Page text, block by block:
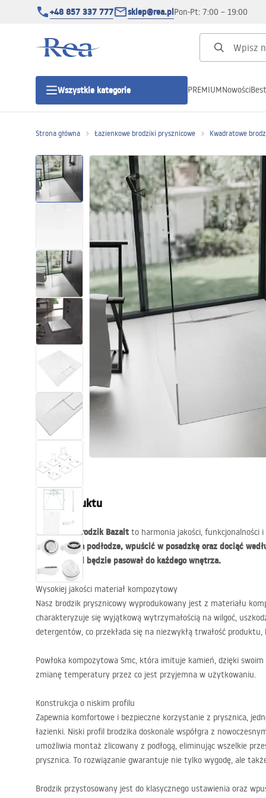
+48 857 337 777 sklep@rea.plPon-Pt: 7:00 – 19:00
Wszystkie kategorie
Kategorie produktowe
Kabiny prysznicowe
Drzwi prysznicowe
Brodziki prysznicowe
Odpływy liniowe
Toalety, ubikacje
Umywalki
Wanny i parawany
Baterie
Kuchnia
Akcesoria i meble łazienkowe
PREMIUMNowości
Strona główna Łazienkowe brodziki prysznicowe Kwadratowe
Opis produktu
Oferowanybrodzik Bazalt to harmonia jakości, funkcjonalności
podstawić na podłodze, wpuścić w posadzkę oraz dociąć
uniwersalny i będzie pasował do każdego wnętrza.
Wysokiej jakości materiał kompozytowy
Nasz brodzik prysznicowy wyprodukowany jest z materiału
charakteryzuje się wyjątkową wytrzymałością na wilgoć,
detergentów, co przekłada się na niezwykłą trwałość produktu,
Powłoka kompozytowa Smc, która imituje kamień, dzięki swoim
zmianę temperatury przez co jest przyjemna w użytkowaniu.
Konstrukcja o niskim profilu
Zapewnia komfortowe i bezpieczne korzystanie z prysznica,
łazienki. Niski profil brodzika doskonale współgra z
umożliwia montaż zlicowany z podłogą, eliminując wszelkie
prysznica. To rozwiązanie gwarantuje nie tylko wygodę, ale
Brodzik przystosowany jest do klasycznego ustawienia oraz